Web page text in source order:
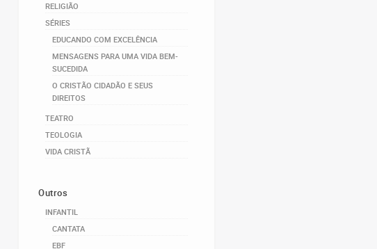
RELIGIÃO
SÉRIES
EDUCANDO COM EXCELÊNCIA
MENSAGENS PARA UMA VIDA BEM-
SUCEDIDA
O CRISTÃO CIDADÃO E SEUS
DIREITOS
TEATRO
TEOLOGIA
VIDA CRISTÃ
Outros
INFANTIL
CANTATA
EBF